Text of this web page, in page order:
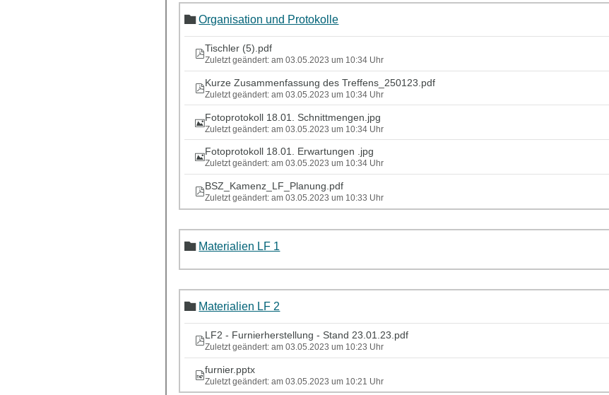
Organisation und Protokolle
Tischler (5).pdf
Zuletzt geändert: am 03.05.2023 um 10:34 Uhr
Kurze Zusammenfassung des Treffens_250123.pdf
Zuletzt geändert: am 03.05.2023 um 10:34 Uhr
Fotoprotokoll 18.01. Schnittmengen.jpg
Zuletzt geändert: am 03.05.2023 um 10:34 Uhr
Fotoprotokoll 18.01. Erwartungen .jpg
Zuletzt geändert: am 03.05.2023 um 10:34 Uhr
BSZ_Kamenz_LF_Planung.pdf
Zuletzt geändert: am 03.05.2023 um 10:33 Uhr
Materialien LF 1
Materialien LF 2
LF2 - Furnierherstellung - Stand 23.01.23.pdf
Zuletzt geändert: am 03.05.2023 um 10:23 Uhr
furnier.pptx
Zuletzt geändert: am 03.05.2023 um 10:21 Uhr